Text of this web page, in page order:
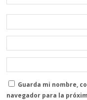
Guarda mi nombre,
navegador para la